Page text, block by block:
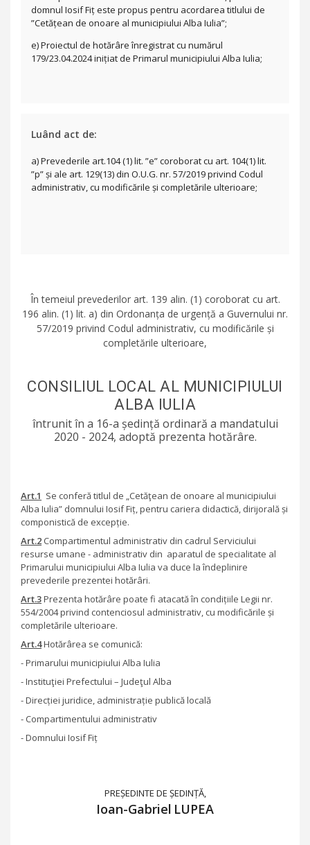
domnul Iosif Fiț este propus pentru acordarea titlului de
”Cetățean de onoare al municipiului Alba Iulia”;
e) Proiectul de hotărâre înregistrat cu numărul
179/23.04.2024 inițiat de Primarul municipiului Alba Iulia;
Luând act de:
a) Prevederile art.104 (1) lit. ”e” coroborat cu art. 104(1) lit.
”p” și ale art. 129(13) din O.U.G. nr. 57/2019 privind Codul
administrativ, cu modificările și completările ulterioare;
În temeiul prevederilor art. 139 alin. (1) coroborat cu art.
196 alin. (1) lit. a) din Ordonanța de urgență a Guvernului nr.
57/2019 privind Codul administrativ, cu modificările și
completările ulterioare,
CONSILIUL LOCAL AL MUNICIPIULUI
ALBA IULIA
întrunit în a 16-a ședință ordinară a mandatului
2020 - 2024, adoptă prezenta hotărâre.
Art.1 Se conferă titlul de „Cetăţean de onoare al municipiului
Alba Iulia” domnului Iosif Fiț, pentru cariera didactică, dirijorală și
componistică de excepție.
Art.2 Compartimentul administrativ din cadrul Serviciului
resurse umane - administrativ din aparatul de specialitate al
Primarului municipiului Alba Iulia va duce la îndeplinire
prevederile prezentei hotărâri.
Art.3Prezenta hotărâre poate fi atacată în condițiile Legii nr.
554/2004 privind contenciosul administrativ, cu modificările și
completările ulterioare.
Art.4Hotărârea se comunică:
- Primarului municipiului Alba Iulia
- Instituţiei Prefectului – Judeţul Alba
- Direcției juridice, administrație publică locală
- Compartimentului administrativ
- Domnului Iosif Fiț
PREȘEDINTE DE ȘEDINȚĂ,
Ioan-Gabriel LUPEA